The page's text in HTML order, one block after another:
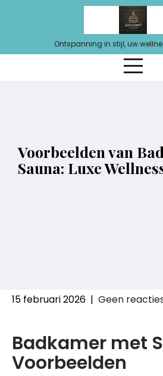
Ontspanning in stijl, uw
Voorbeelden van
Sauna: Luxe
15 februari 2026 | Geen
Badkamer met
Voorbeelden